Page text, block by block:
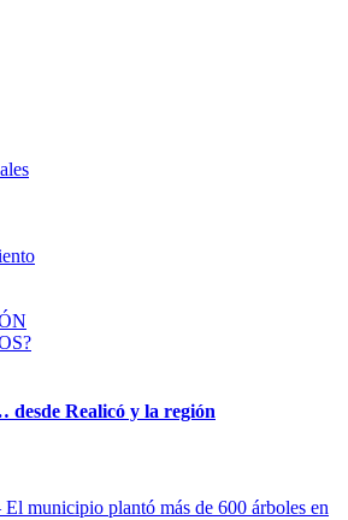
municipio plantó más de 600 árboles en